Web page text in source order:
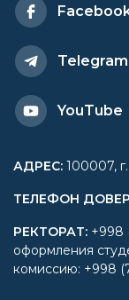
Telegram
YouTube
АДРЕС: 100007,
ТЕЛЕФОН
РЕКТОРАТ: +998
оформления
комиссию: +998